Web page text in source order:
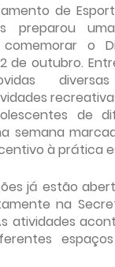
de
preparou
o
de outubro.
diversas
de
semana
à prática
já estão
na
atividades